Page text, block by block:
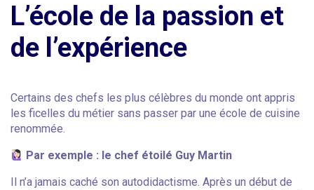
L’école de la passion et
de l’expérience
Certains des chefs les plus célèbres du monde ont appris
les ficelles du métier sans passer par une école de cuisine
renommée.
Par exemple : le chef étoilé Guy Martin
Il n’a jamais caché son autodidactisme. Après un début de